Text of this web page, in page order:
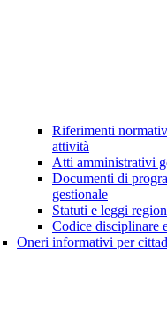
Riferimenti
attività
Atti amministrativi
Documenti di
gestionale
Statuti e leggi
Codice disciplinare
Oneri informativi per